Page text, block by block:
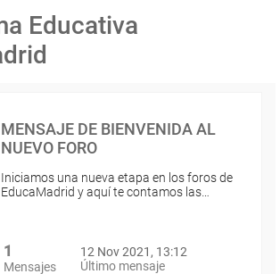
Educativa
MENSAJE DE BIENVENIDA AL
NUEVO FORO
Iniciamos una nueva etapa en los foros de
EducaMadrid y aquí te contamos las…
1
Mensajes
12 Nov 2021, 13:12
Último mensaje